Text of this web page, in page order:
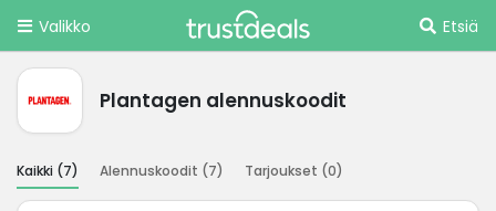
Valikko Etsiä
Plantagen alennuskoodit
Kaikki (7) Alennuskoodit (7) Tarjoukset (0)